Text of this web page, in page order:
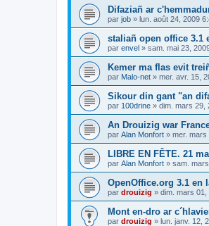
Difaziañ ar
par job » lun. août 24, 2009
staliañ open office 3.1
par envel » sam. mai 23,
Kemer ma flas evit
par Malo-net » mer. avr. 15,
Sikour din gant "an
par 100drine » dim. mars 29,
An Drouizig war
par Alan Monfort » mer. mars
LIBRE EN FÊTE. 21
par Alan Monfort » sam.
OpenOffice.org 3.1 en
par drouizig » dim. mars 01,
Mont en-dro ar
par drouizig » lun. janv. 12,